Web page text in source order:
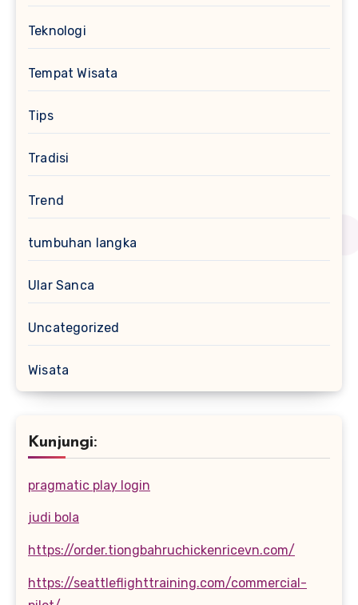
Teknologi
Tempat Wisata
Tips
Tradisi
Trend
tumbuhan langka
Ular Sanca
Uncategorized
Wisata
Kunjungi:
pragmatic play login
judi bola
https://order.tiongbahruchickenricevn.com/
https://seattleflighttraining.com/commercial-